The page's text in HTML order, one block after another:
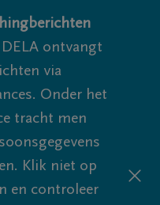
DELA ontvangt
via
Onder het
tracht men
Klik niet op
en controleer